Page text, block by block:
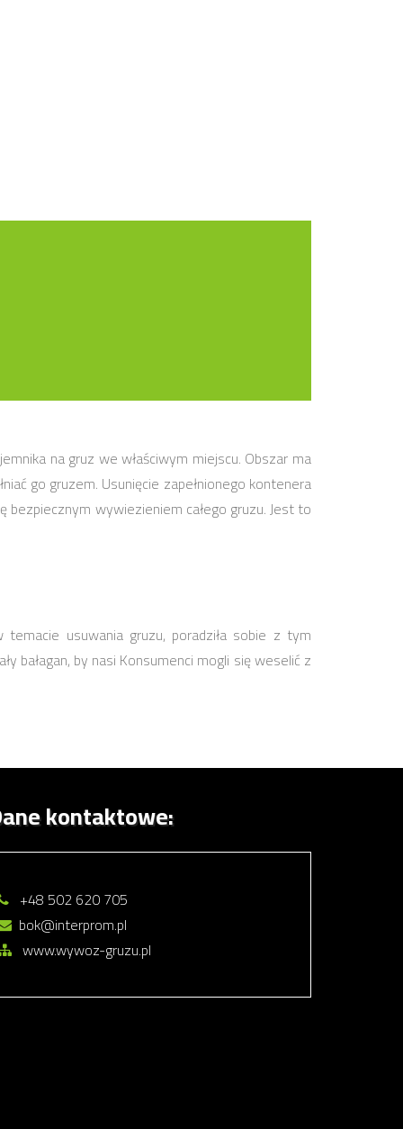
na gruz we właściwym miejscu. Obszar ma
go gruzem. Usunięcie zapełnionego kontenera
wywiezieniem całego gruzu. Jest to
usuwania gruzu, poradziła sobie z tym
bałagan, by nasi Konsumenci mogli się weselić z
kontaktowe:
+48 502 620 705
bok@interprom.pl
www.wywoz-gruzu.pl